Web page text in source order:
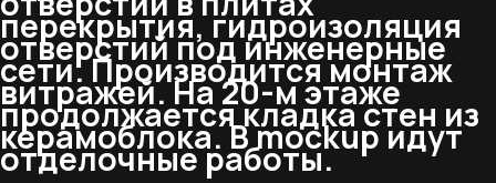
перекрытия, гидроизоляция
отверстий под инженерные
сети. Производится монтаж
витражей. На 20-м этаже
продолжается кладка стен из
керамоблока. В mockup идут
отделочные работы.